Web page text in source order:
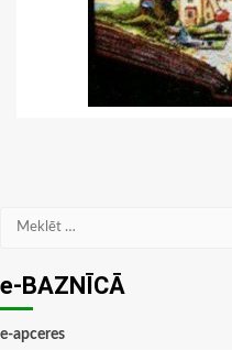
Meklēt:
e-BAZNĪCĀ
e-apceres